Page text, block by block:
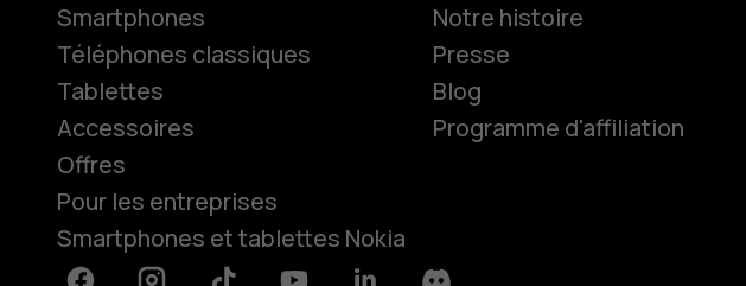
Smartphones
Téléphones classiques
Tablettes
Accessoires
Offres
Pour les entreprises
Smartphones et tablettes Nokia
Notre histoire
Presse
Blog
Programme d'affiliation